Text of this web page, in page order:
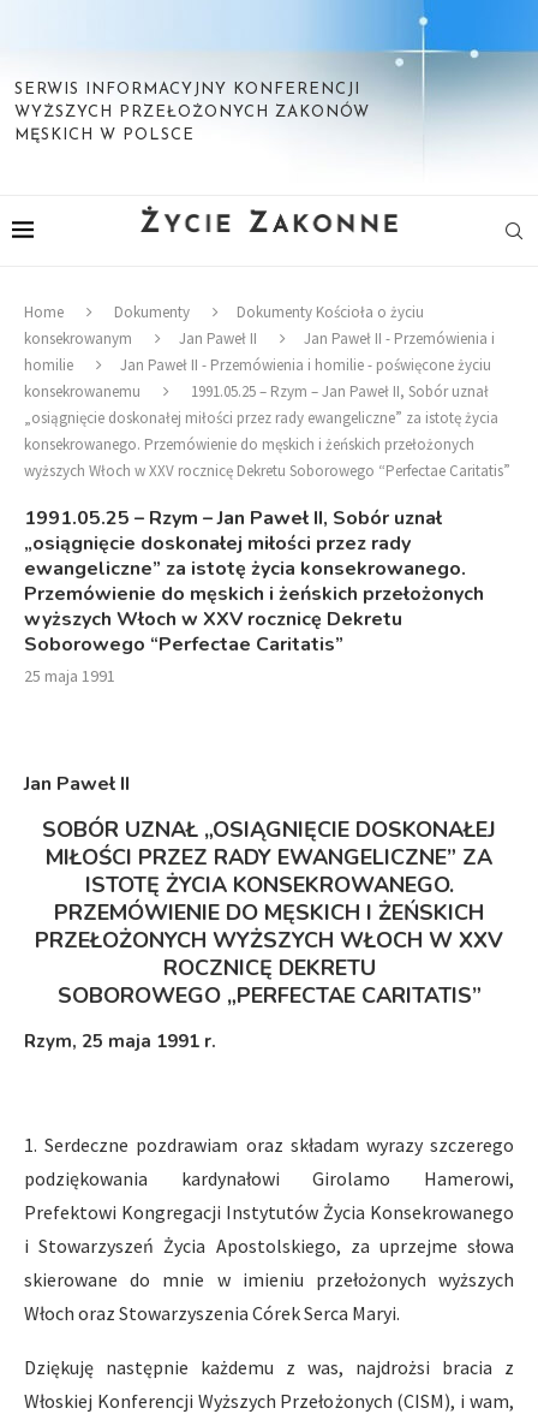
SERWIS INFORMACYJNY KONFERENCJI
WYŻSZYCH PRZEŁOŻONYCH ZAKONÓW
MĘSKICH W POLSCE
Home Dokumenty
Dokumenty Kościoła o życiu
konsekrowanym
Jan Paweł II
Jan Paweł II - Przemówienia i
homilie
Jan Paweł II - Przemówienia i homilie - poświęcone życiu
konsekrowanemu
1991.05.25 – Rzym – Jan Paweł II, Sobór uznał
„osiągnięcie doskonałej miłości przez rady ewangeliczne” za istotę życia
konsekrowanego. Przemówienie do męskich i żeńskich przełożonych
wyższych Włoch w XXV rocznicę Dekretu Soborowego “Perfectae Caritatis”
1991.05.25 – Rzym – Jan Paweł II, Sobór uznał
„osiągnięcie doskonałej miłości przez rady
ewangeliczne” za istotę życia konsekrowanego.
Przemówienie do męskich i żeńskich przełożonych
wyższych Włoch w XXV rocznicę Dekretu
Soborowego “Perfectae Caritatis”
25 maja 1991
Jan Paweł II
SOBÓR UZNAŁ „OSIĄGNIĘCIE DOSKONAŁEJ
MIŁOŚCI PRZEZ RADY EWANGELICZNE” ZA
ISTOTĘ ŻYCIA KONSEKROWANEGO.
PRZEMÓWIENIE DO MĘSKICH I ŻEŃSKICH
PRZEŁOŻONYCH WYŻSZYCH WŁOCH W XXV
ROCZNICĘ DEKRETU
SOBOROWEGO „PERFECTAE CARITATIS”
Rzym, 25 maja 1991 r.
1. Serdeczne pozdrawiam oraz składam wyrazy szczerego
podziękowania kardynałowi Girolamo Hamerowi,
Prefektowi Kongregacji Instytutów Życia Konsekrowanego
i Stowarzyszeń Życia Apostolskiego, za uprzejme słowa
skierowane do mnie w imieniu przełożonych wyższych
Włoch oraz Stowarzyszenia Córek Serca Maryi.
Dziękuję następnie każdemu z was, najdrożsi bracia z
Włoskiej Konferencji Wyższych Przełożonych (CISM), i wam,